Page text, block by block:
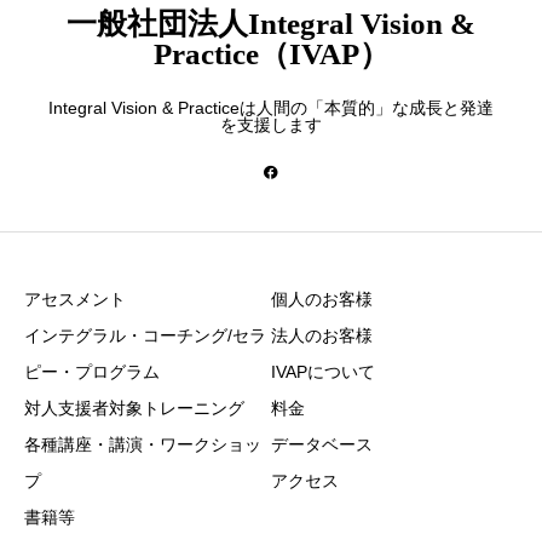
一般社団法人Integral Vision &
Practice（IVAP）
Integral Vision & Practiceは人間の「本質的」な成長と発達
を支援します
アセスメント
インテグラル・コーチング/セラ
ピー・プログラム
対人支援者対象トレーニング
各種講座・講演・ワークショッ
プ
書籍等
個人のお客様
法人のお客様
IVAPについて
料金
データベース
アクセス